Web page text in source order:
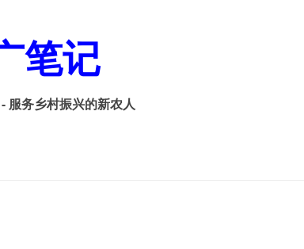
笔记
服务乡村振兴的新农人